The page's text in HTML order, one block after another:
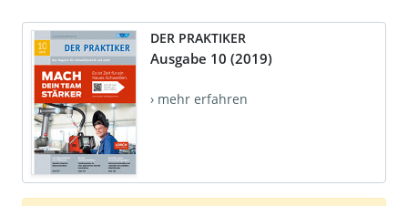
DER PRAKTIKER
Ausgabe 10 (2019)
› mehr erfahren